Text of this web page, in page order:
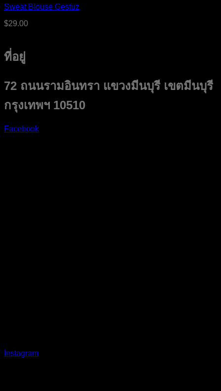
Sweat Blouse Gestuz
$29.00
ที่อยู่
72 ถนนรามอินทรา แขวงมีนบุรี เขตมีนบุรี
กรุงเทพฯ 10510
Facebook
Instagram